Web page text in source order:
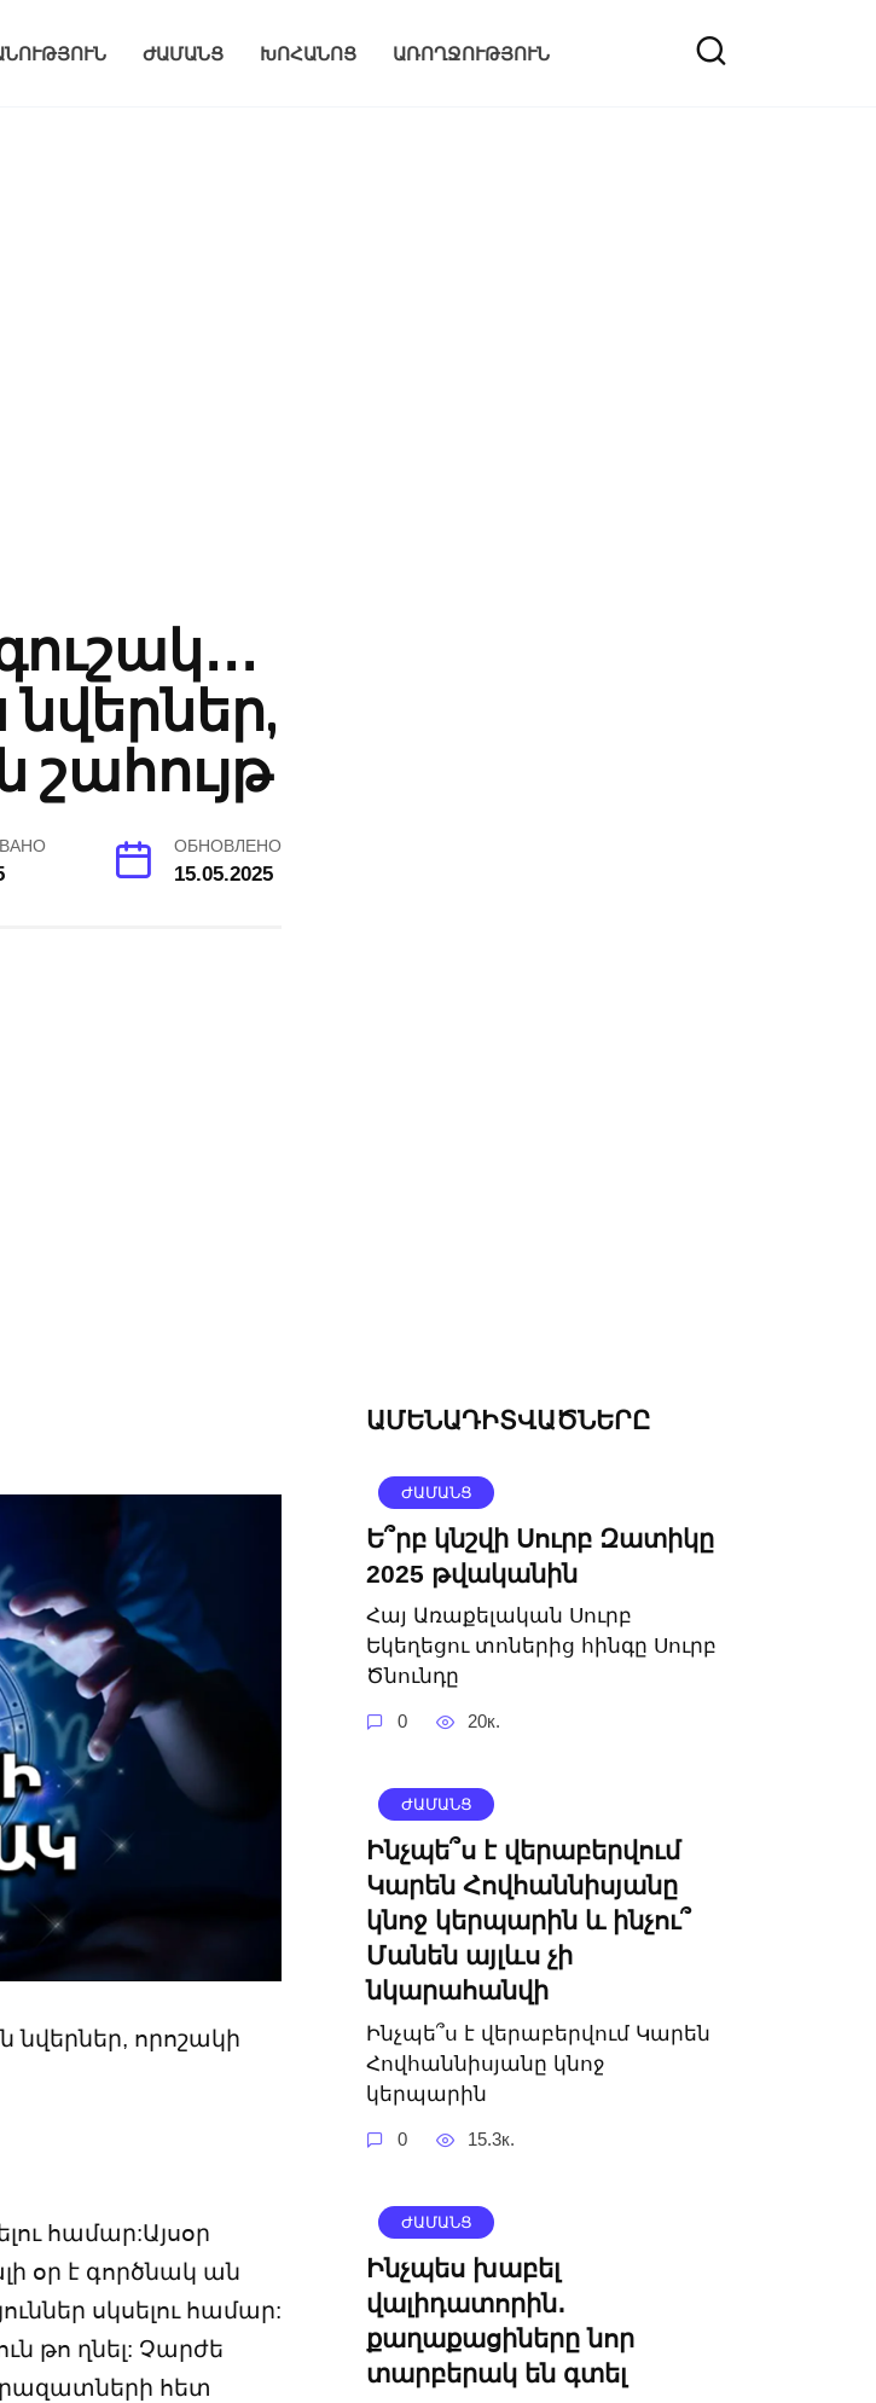
ԺԱՄԱՆՑ ԽՈՀԱՆՈՑ ԱՌՈՂՋՈՒԹՅՈՒՆ
շահույթ
ОБНОВЛЕНО
15.05.2025
նվերներ, որոշակի
համար:Այսօր
օր է գործնակ ան
սկսելու համար:
թո ղնել: Չարժե
հետ
ԱՄԵՆԱԴԻՏՎԱԾՆԵՐԸ
ԺԱՄԱՆՑ
Ե՞րբ կնշվի Սուրբ Զատիկը
2025 թվականին
Հայ Առաքելական Սուրբ
Եկեղեցու տոներից հինգը Սուրբ
Ծնունդը
0 20к.
ԺԱՄԱՆՑ
Ինչպե՞ս է վերաբերվում
Կարեն Հովհաննիսյանը
կնոջ կերպարին և ինչու՞
Մանեն այլևս չի
նկարահանվի
Ինչպե՞ս է վերաբերվում Կարեն
Հովհաննիսյանը կնոջ
կերպարին
0 15.3к.
ԺԱՄԱՆՑ
Ինչպես խաբել
վալիդատորին․
քաղաքացիները նոր
տարբերակ են գտել